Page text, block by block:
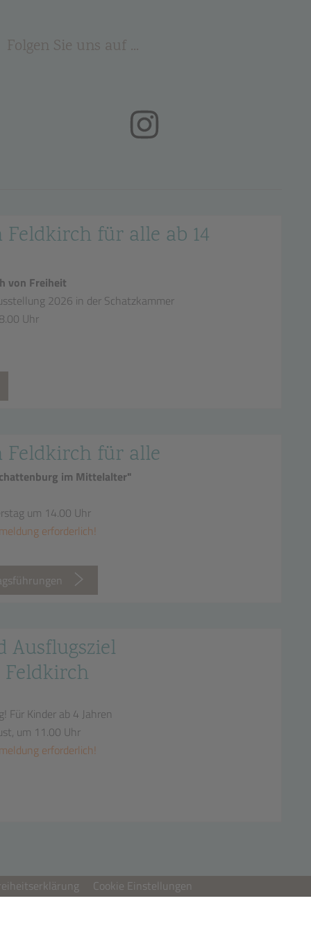
Folgen Sie uns auf ...
für alle ab 14
von Freiheit
2026 in der Schatzkammer
Uhr
Feldkirch für alle
im Mittelalter"
um 14.00 Uhr
erforderlich!
Ausflugsziel
Für Kinder ab 4 Jahren
um 11.00 Uhr
erforderlich!
Cookie Einstellungen